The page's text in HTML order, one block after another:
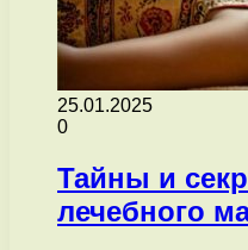
25.01.2025
0
Тайны и
лечебного